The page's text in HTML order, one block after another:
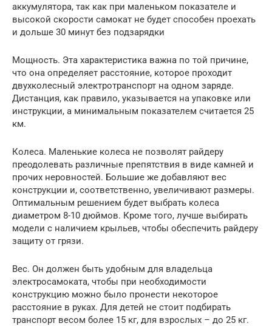
аккумулятора, так как при маленьком показателе и
высокой скорости самокат не будет способен проехать
и дольше 30 минут без подзарядки
Мощность. Эта характеристика важна по той причине,
что она определяет расстояние, которое проходит
двухколесный электротранспорт на одном заряде.
Дистанция, как правило, указывается на упаковке или
инструкции, а минимальным показателем считается 25
км.
Колеса. Маленькие колеса не позволят райдеру
преодолевать различные препятствия в виде камней и
прочих неровностей. Большие же добавляют вес
конструкции и, соответственно, увеличивают размеры.
Оптимальным решением будет выбрать колеса
диаметром 8-10 дюймов. Кроме того, лучше выбирать
модели с наличием крыльев, чтобы обеспечить райдеру
защиту от грязи.
Вес. Он должен быть удобным для владельца
электросамоката, чтобы при необходимости
конструкцию можно было пронести некоторое
расстояние в руках. Для детей не стоит подбирать
транспорт весом более 15 кг, для взрослых – до 25 кг.